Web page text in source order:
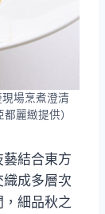
場烹煮澄清
麗緻提供）
結合東方
成多層次
細品秋之